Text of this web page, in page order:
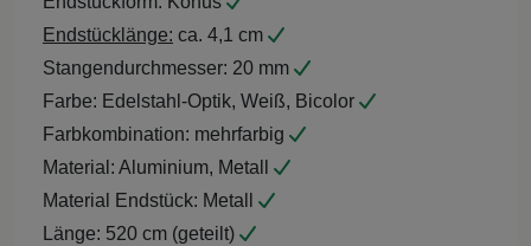
Endstücklänge: ca. 4,1 cm
Stangendurchmesser: 20 mm
Farbe: Edelstahl-Optik, Weiß, Bicolor
Farbkombination: mehrfarbig
Material: Aluminium, Metall
Material Endstück: Metall
Länge: 520 cm (geteilt)